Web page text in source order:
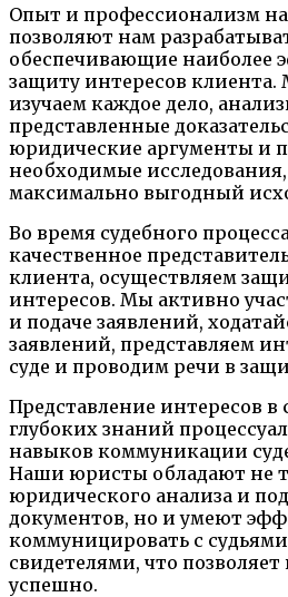
Опыт и профессионализм
позволяют нам
обеспечивающие наиболее
защиту интересов
изучаем каждое дело,
представленные
юридические аргументы и
необходимые
максимально выгодный
Во время судебного
качественное
клиента, осуществляем
интересов. Мы активно
и подаче заявлений,
заявлений, представляем
суде и проводим речи в
Представление интересов в
глубоких знаний
навыков коммуникации
Наши юристы обладают не
юридического анализа и
документов, но и умеют
коммуницировать с
свидетелями, что позволяет
успешно.